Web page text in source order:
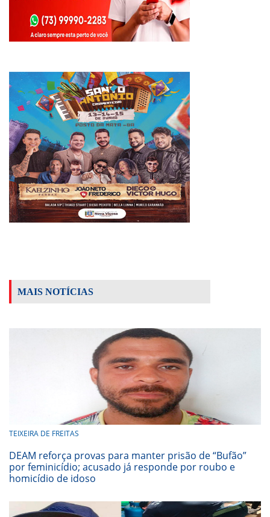
MAIS NOTÍCIAS
TEIXEIRA DE FREITAS
DEAM reforça provas para manter prisão de “Bufão”
por feminicídio; acusado já responde por roubo e
homicídio de idoso